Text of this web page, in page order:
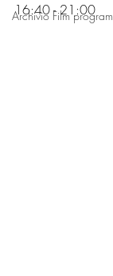
Archivio Film
16:40 - 21:00